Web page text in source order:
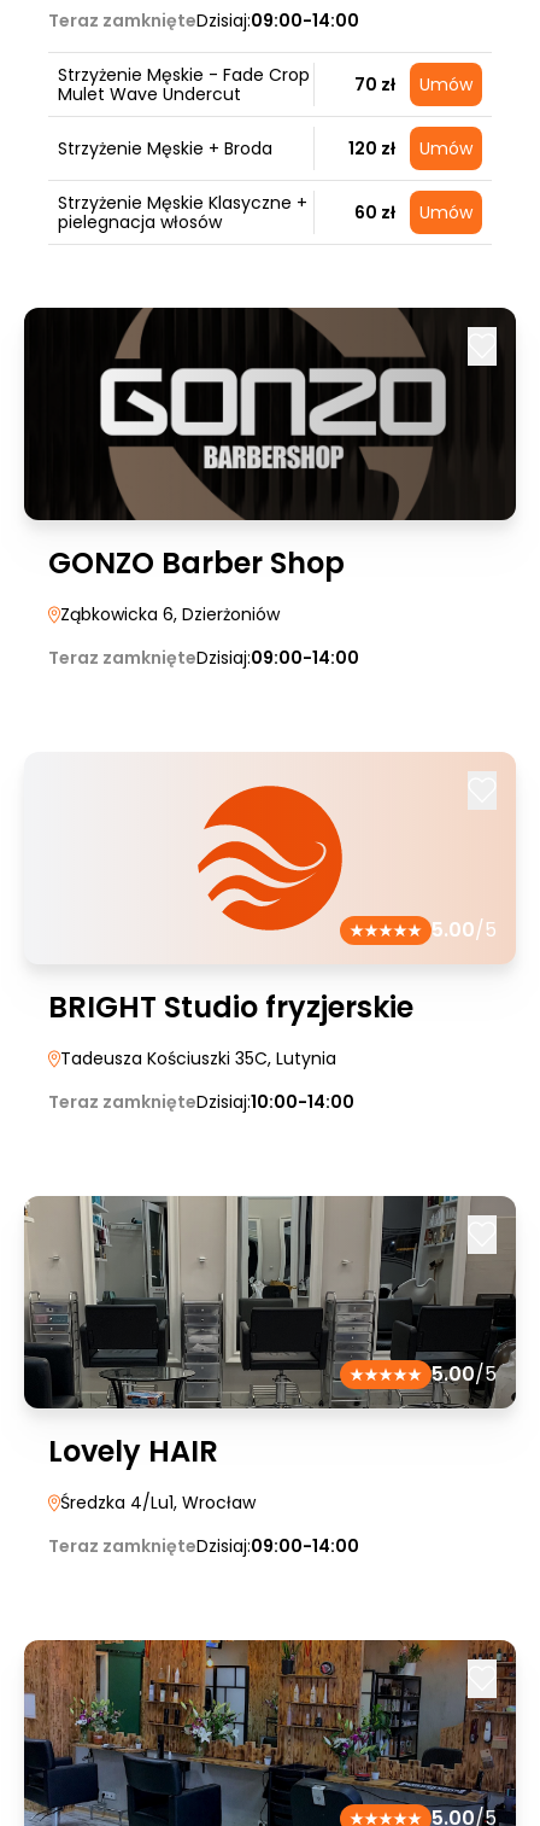
Teraz zamknięteDzisiaj:09:00-14:00
Strzyżenie Męskie - Fade Crop
Mulet Wave Undercut
70 zł Umów
Strzyżenie Męskie + Broda 120 zł Umów
Strzyżenie Męskie Klasyczne +
pielegnacja włosów
60 zł Umów
GONZO Barber Shop
Ząbkowicka 6, Dzierżoniów
Teraz zamknięteDzisiaj:09:00-14:00
5.00/5
BRIGHT Studio fryzjerskie
Tadeusza Kościuszki 35C, Lutynia
Teraz zamknięteDzisiaj:10:00-14:00
5.00/5
Lovely HAIR
Średzka 4/Lu1, Wrocław
Teraz zamknięteDzisiaj:09:00-14:00
5.00/5